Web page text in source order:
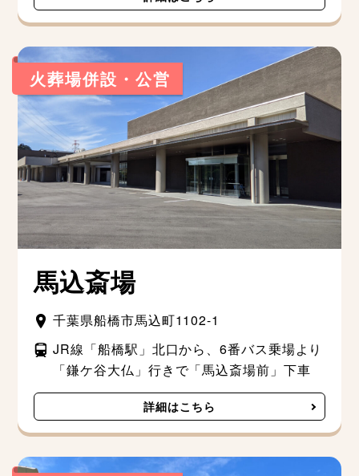
火葬場併設・公営
馬込斎場
千葉県船橋市馬込町1102-1
JR線「船橋駅」北口から、6番バス乗場より
「鎌ケ谷大仏」行きで「馬込斎場前」下車
詳細はこちら